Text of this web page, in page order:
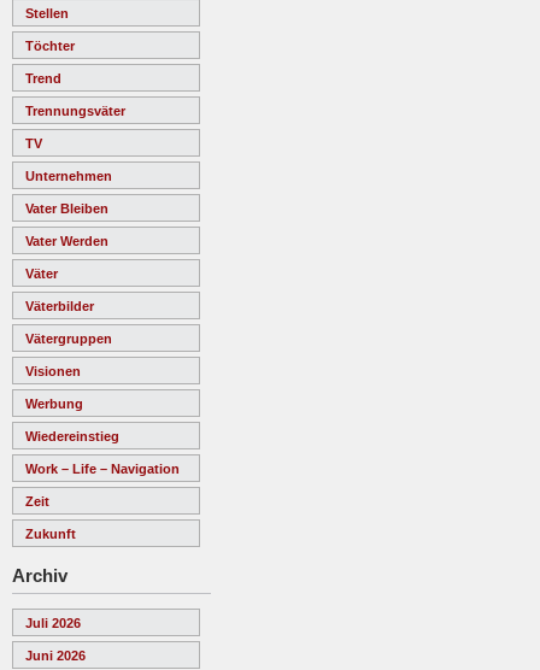
Stellen
Töchter
Trend
Trennungsväter
TV
Unternehmen
Vater Bleiben
Vater Werden
Väter
Väterbilder
Vätergruppen
Visionen
Werbung
Wiedereinstieg
Work – Life – Navigation
Zeit
Zukunft
Archiv
Juli 2026
Juni 2026